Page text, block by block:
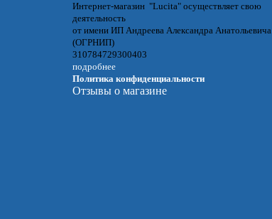
Интернет-магазин "Lucita" осуществляет свою
деятельность
от имени ИП Андреева Александра Анатольевича
(ОГРНИП)
310784729300403
подробнее
Политика конфиденциальности
Отзывы о магазине